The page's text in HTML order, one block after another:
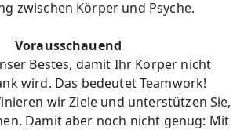
zwischen Körper und Psyche.
Vorausschauend
Bestes, damit Ihr Körper nicht
wird. Das bedeutet Teamwork!
wir Ziele und unterstützen Sie,
Damit aber noch nicht genug: Mit